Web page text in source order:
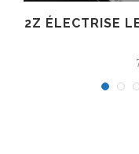
2Z ÉLECTRISE